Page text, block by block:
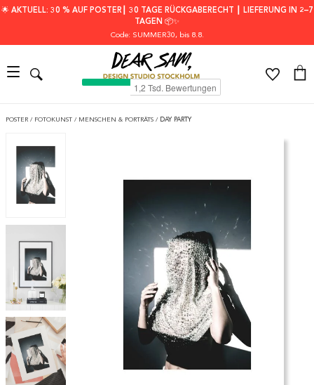
🌟 AKTUELL: 30 % AUF POSTER┃ 30 TAGE RÜCKGABERECHT ┃ LIEFERUNG IN 2–7
TAGEN 📦✨
Code: SUMMER30, bis 8.8.
POSTER / FOTOKUNST / MENSCHEN & PORTRÄTS / DAY PARTY